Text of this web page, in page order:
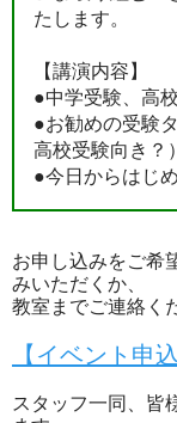
たします。
【講演内容】
●中学受験、高
●お勧めの受験
高校受験向き？）
●今日からはじ
お申し込みをご希
みいただくか、
教室までご連絡く
【イベント申
スタッフ一同、皆